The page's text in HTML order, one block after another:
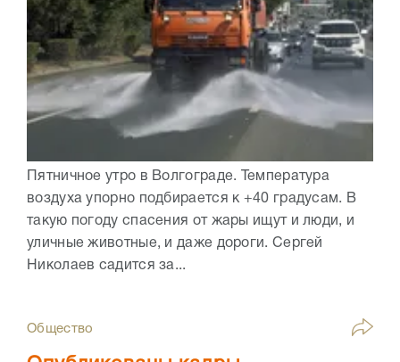
Пятничное утро в Волгограде. Температура
воздуха упорно подбирается к +40 градусам. В
такую погоду спасения от жары ищут и люди, и
уличные животные, и даже дороги. Сергей
Николаев садится за...
Общество